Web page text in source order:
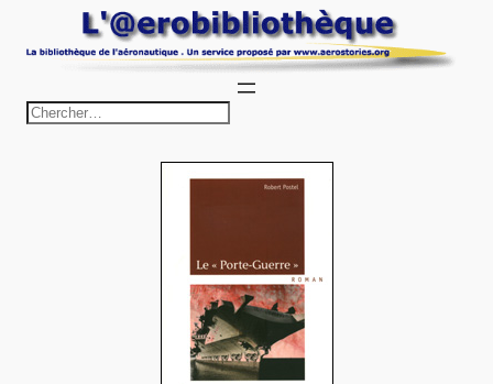
au
r
c
h
e
r